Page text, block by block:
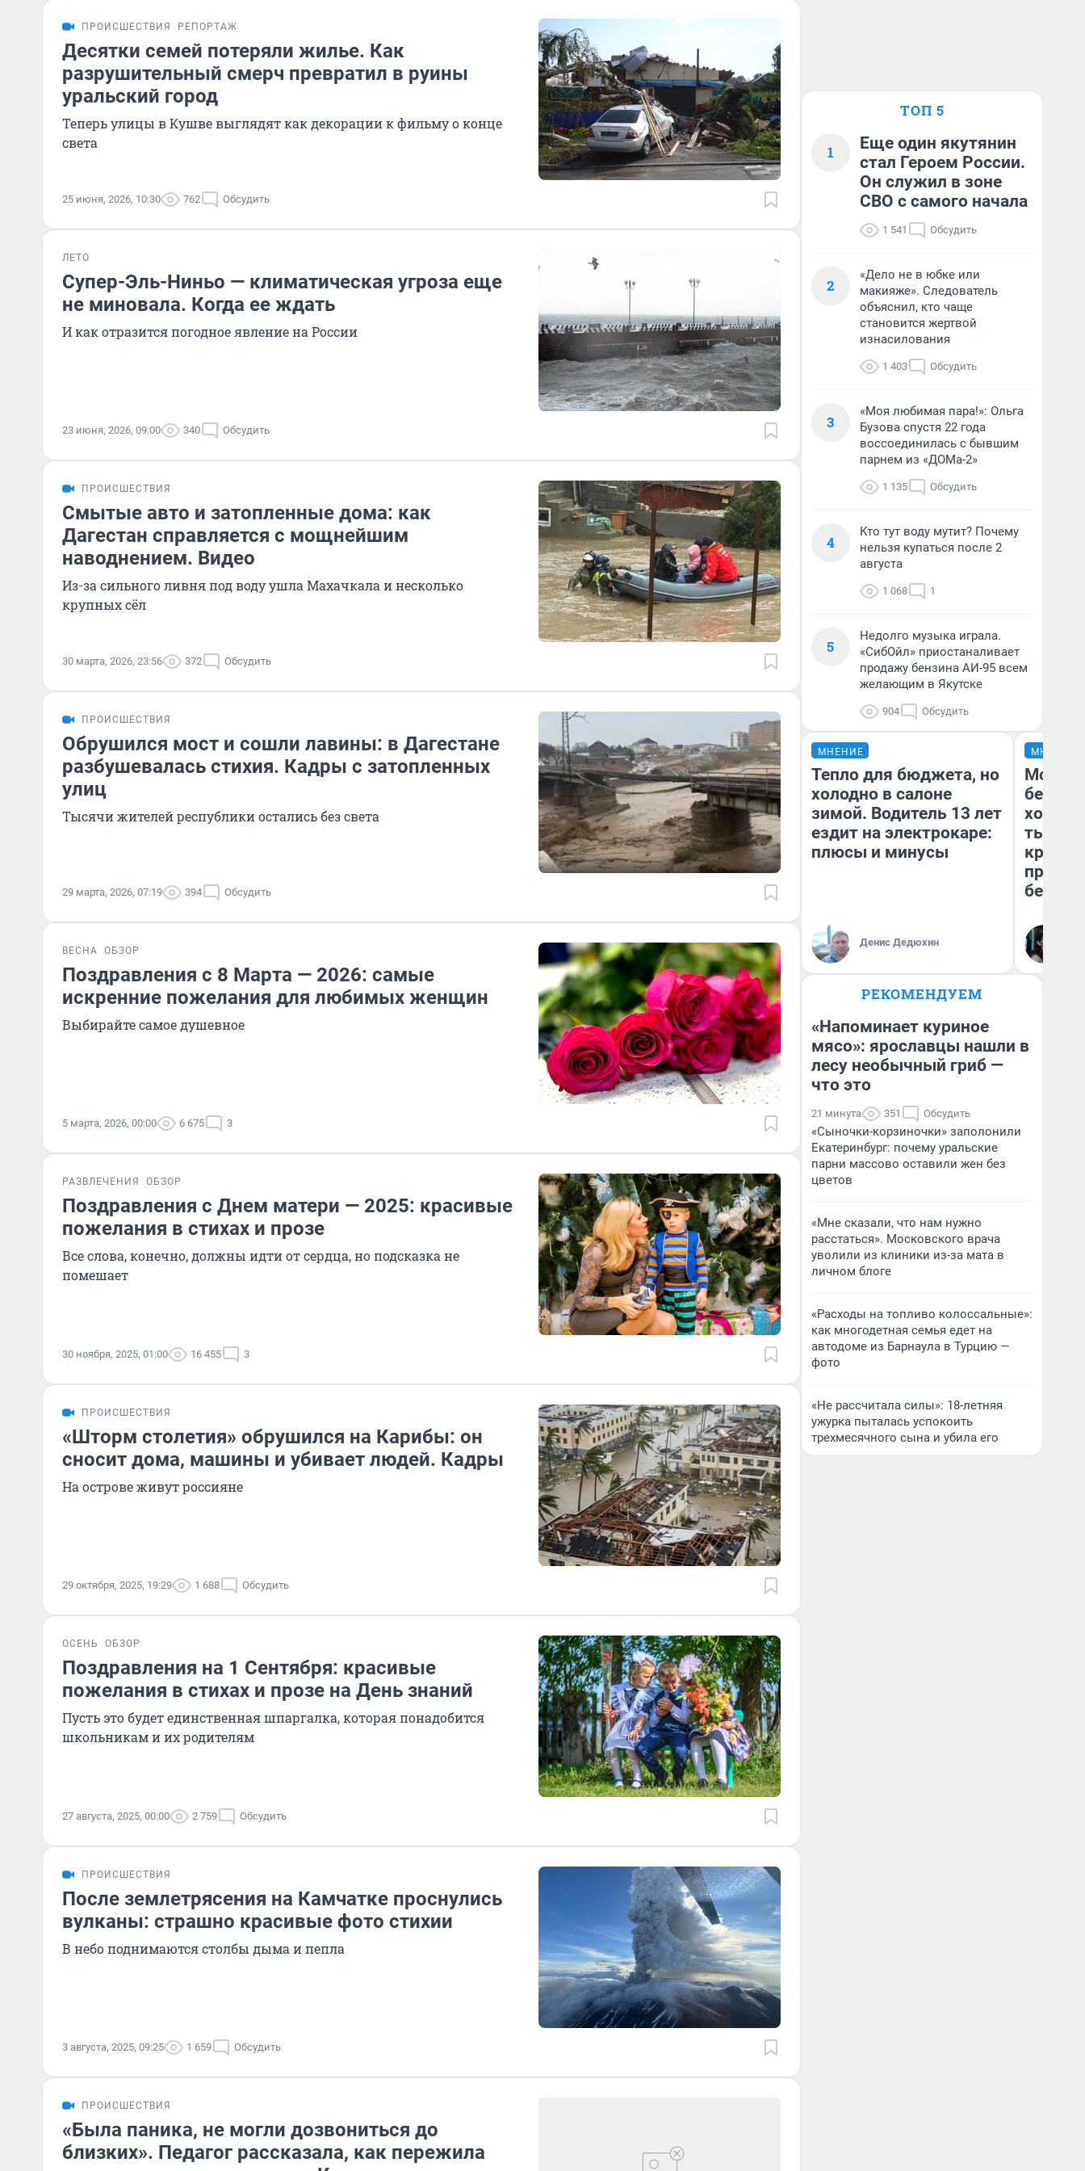
ПРОИСШЕСТВИЯ РЕПОРТАЖ
Десятки семей потеряли жилье. Как
разрушительный смерч превратил в руины
уральский город
Теперь улицы в Кушве выглядят как декорации к фильму о конце
света
25 июня, 2026, 10:30 762 Обсудить
ЛЕТО
Супер-Эль-Ниньо — климатическая угроза еще
не миновала. Когда ее ждать
И как отразится погодное явление на России
23 июня, 2026, 09:00 340 Обсудить
ПРОИСШЕСТВИЯ
Смытые авто и затопленные дома: как
Дагестан справляется с мощнейшим
наводнением. Видео
Из-за сильного ливня под воду ушла Махачкала и несколько
крупных сёл
30 марта, 2026, 23:56 372 Обсудить
ПРОИСШЕСТВИЯ
Обрушился мост и сошли лавины: в Дагестане
разбушевалась стихия. Кадры с затопленных
улиц
Тысячи жителей республики остались без света
29 марта, 2026, 07:19 394 Обсудить
ВЕСНА ОБЗОР
Поздравления с 8 Марта — 2026: самые
искренние пожелания для любимых женщин
Выбирайте самое душевное
5 марта, 2026, 00:00 6 675 3
РАЗВЛЕЧЕНИЯ ОБЗОР
Поздравления с Днем матери — 2025: красивые
пожелания в стихах и прозе
Все слова, конечно, должны идти от сердца, но подсказка не
помешает
30 ноября, 2025, 01:00 16 455 3
ПРОИСШЕСТВИЯ
«Шторм столетия» обрушился на Карибы: он
сносит дома, машины и убивает людей. Кадры
На острове живут россияне
29 октября, 2025, 19:29 1 688 Обсудить
ОСЕНЬ ОБЗОР
Поздравления на 1 Сентября: красивые
пожелания в стихах и прозе на День знаний
Пусть это будет единственная шпаргалка, которая понадобится
школьникам и их родителям
27 августа, 2025, 00:00 2 759 Обсудить
ПРОИСШЕСТВИЯ
После землетрясения на Камчатке проснулись
вулканы: страшно красивые фото стихии
В небо поднимаются столбы дыма и пепла
3 августа, 2025, 09:25 1 659 Обсудить
ПРОИСШЕСТВИЯ
«Была паника, не могли дозвониться до
близких». Педагог рассказала, как пережила
ТОП 5
1
Еще один якутянин
стал Героем России.
Он служил в зоне
СВО с самого начала
1 541 Обсудить
2
«Дело не в юбке или
макияже». Следователь
объяснил, кто чаще
становится жертвой
изнасилования
1 403 Обсудить
3
«Моя любимая пара!»: Ольга
Бузова спустя 22 года
воссоединилась с бывшим
парнем из «ДОМа-2»
1 135 Обсудить
4
Кто тут воду мутит? Почему
нельзя купаться после 2
августа
1 068 1
5
Недолго музыка играла.
«СибОйл» приостаналивает
продажу бензина АИ-95 всем
желающим в Якутске
904 Обсудить
МНЕНИЕ
Тепло для бюджета, но
холодно в салоне
зимой. Водитель 13 лет
ездит на электрокаре:
плюсы и минусы
Денис Дедюхин
МНЕНИЕ
Мой
хотела
тысяч,
РЕКОМЕНДУЕМ
«Напоминает куриное
мясо»: ярославцы нашли в
лесу необычный гриб —
что это
21 минута 351 Обсудить
«Сыночки-корзиночки» заполонили
Екатеринбург: почему уральские
парни массово оставили жен без
цветов
«Мне сказали, что нам нужно
расстаться». Московского врача
уволили из клиники из-за мата в
личном блоге
«Расходы на топливо колоссальные»:
как многодетная семья едет на
автодоме из Барнаула в Турцию —
фото
«Не рассчитала силы»: 18-летняя
ужурка пыталась успокоить
трехмесячного сына и убила его